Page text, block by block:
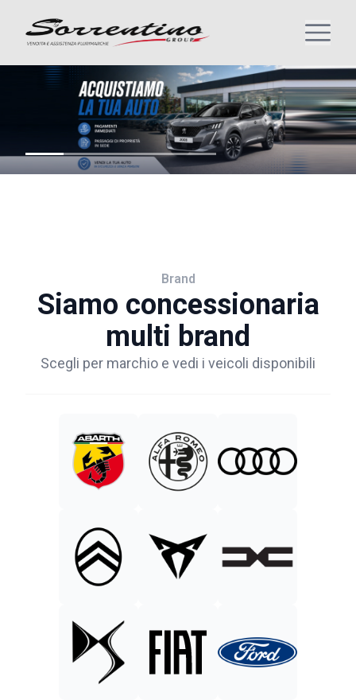
Brand
Siamo concessionaria
multi brand
Scegli per marchio e vedi i veicoli disponibili